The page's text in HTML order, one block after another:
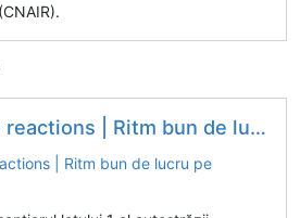
Ritm bun de lucru pe șantierul lotului 1...